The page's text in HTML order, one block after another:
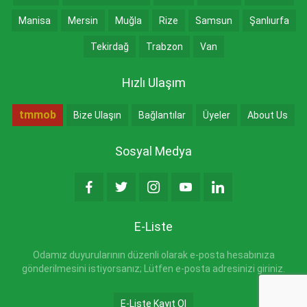
Manisa Mersin Muğla Rize Samsun Şanlıurfa
Tekirdağ Trabzon Van
Hızlı Ulaşım
tmmob Bize Ulaşın Bağlantılar Üyeler About Us
Sosyal Medya
E-Liste
Odamız duyurularının düzenli olarak e-posta hesabınıza
gönderilmesini istiyorsanız; Lütfen e-posta adresinizi giriniz.
E-Liste Kayıt Ol